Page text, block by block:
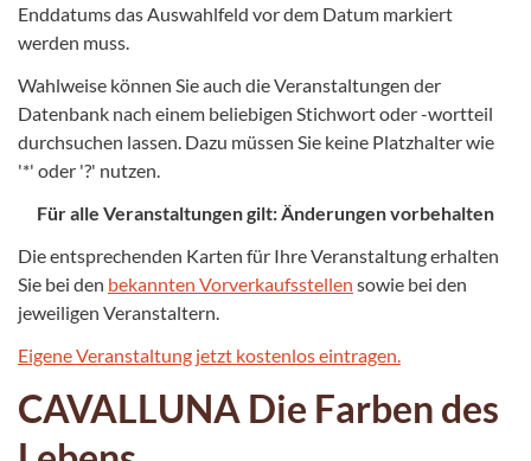
Enddatums das Auswahlfeld vor dem Datum markiert
werden muss.
Wahlweise können Sie auch die Veranstaltungen der
Datenbank nach einem beliebigen Stichwort oder -wortteil
durchsuchen lassen. Dazu müssen Sie keine Platzhalter wie
'*' oder '?' nutzen.
Für alle Veranstaltungen gilt: Änderungen vorbehalten
Die entsprechenden Karten für Ihre Veranstaltung erhalten
Sie bei den bekannten Vorverkaufsstellen sowie bei den
jeweiligen Veranstaltern.
Eigene Veranstaltung jetzt kostenlos eintragen.
CAVALLUNA Die Farben des